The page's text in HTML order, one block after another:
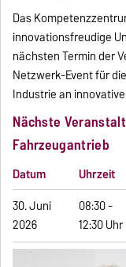
Das
innovationsfreudige
nächsten Termin der
Netzwerk-Event für
Industrie an
Nächste
Fahrzeugantrieb
Datum Uhrzeit
30. Juni
2026
08:30 -
12:30 Uhr